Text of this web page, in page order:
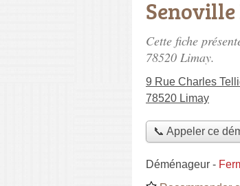
Cette fiche
78520 Limay.
9 Rue Charles
78520 Limay
📞 Appeler ce
Déménageur -